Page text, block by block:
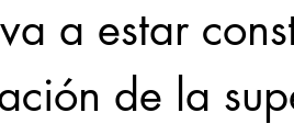
a estar
de la